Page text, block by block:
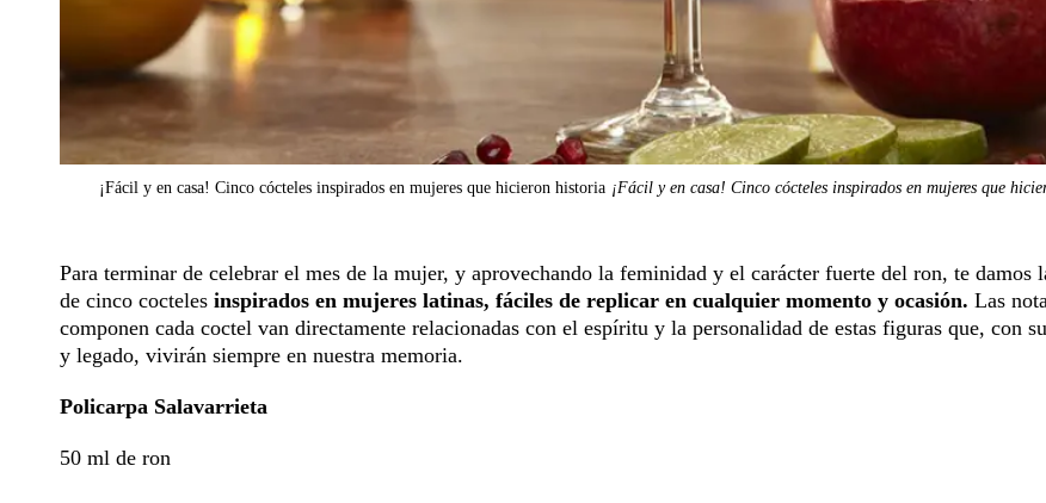
¡Fácil y en casa! Cinco cócteles inspirados en mujeres que hicieron historia ¡Fácil y en casa! Cinco cócteles inspirados en mujeres que
Para terminar de celebrar el mes de la mujer, y aprovechando la feminidad y el carácter fuerte del ron, te damos
de cinco cocteles inspirados en mujeres latinas, fáciles de replicar en cualquier momento y ocasión. Las
componen cada coctel van directamente relacionadas con el espíritu y la personalidad de estas figuras que, con
y legado, vivirán siempre en nuestra memoria.
Policarpa Salavarrieta
50 ml de ron